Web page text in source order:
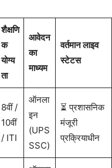
शैक्षणि
क
योग्य
ता
आवेदन
का
माध्यम
वर्तमान लाइव
स्टेटस
8वीं /
10वीं
/ ITI
ऑनला
इन
(UPS
SSC)
⏳ प्रशासनिक
मंजूरी
प्रक्रियाधीन